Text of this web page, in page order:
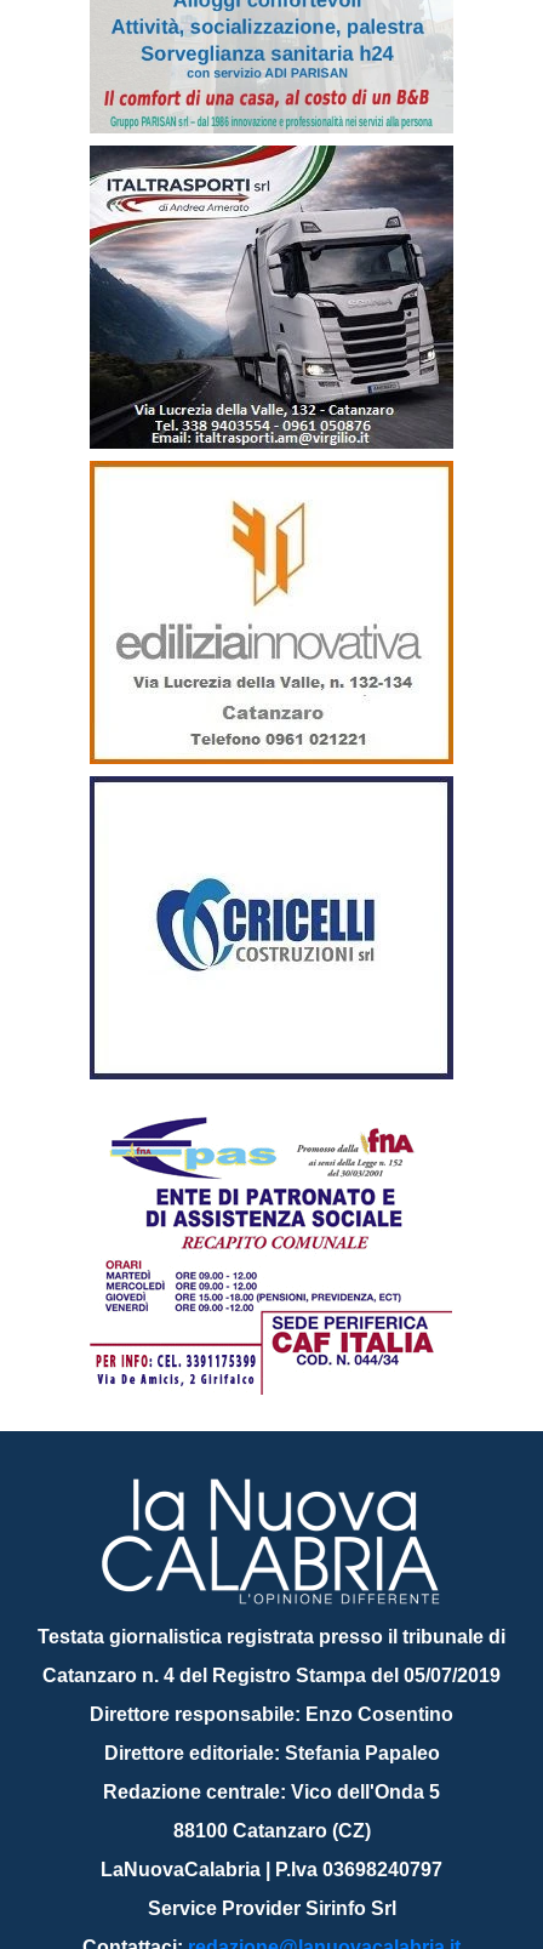
Testata giornalistica registrata presso il tribunale di
Catanzaro n. 4 del Registro Stampa del 05/07/2019
Direttore responsabile: Enzo Cosentino
Direttore editoriale: Stefania Papaleo
Redazione centrale: Vico dell'Onda 5
88100 Catanzaro (CZ)
LaNuovaCalabria | P.Iva 03698240797
Service Provider Sirinfo Srl